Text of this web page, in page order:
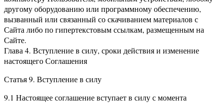
другому оборудованию или программному обеспечению,
вызванный или связанный со скачиванием материалов с
Сайта либо по гипертекстовым ссылкам, размещенным на
Сайте.
Глава 4. Вступление в силу, сроки действия и изменение
настоящего Соглашения
Статья 9. Вступление в силу
9.1 Настоящее соглашение вступает в силу с момента